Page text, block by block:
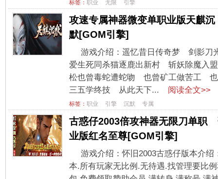
标签： 职业 无限 引擎
攻速专属神器微变单职业版天麒沉
默[GOM引擎]
游戏介绍：遥忆昔日传奇梦 剑影
爱生死同杀猫逐鹿出新村 斩妖除魔入
松也曾毒蛇遭蛇吻 也曾矿工做苦工
三五学终技 从此天下...
阅读全文>>
标签： 职业 引擎 沉默 专属
古惑仔2003倍攻神器无限刀单职
业版红名至尊[GOM引擎]
游戏介绍：怀旧2003古惑仔版本介
本.所有玩家无比例.无待遇.找管理要比